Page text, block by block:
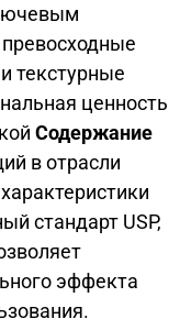
текстурные
ценность
Содержание
в отрасли
стандарт USP,
эффекта